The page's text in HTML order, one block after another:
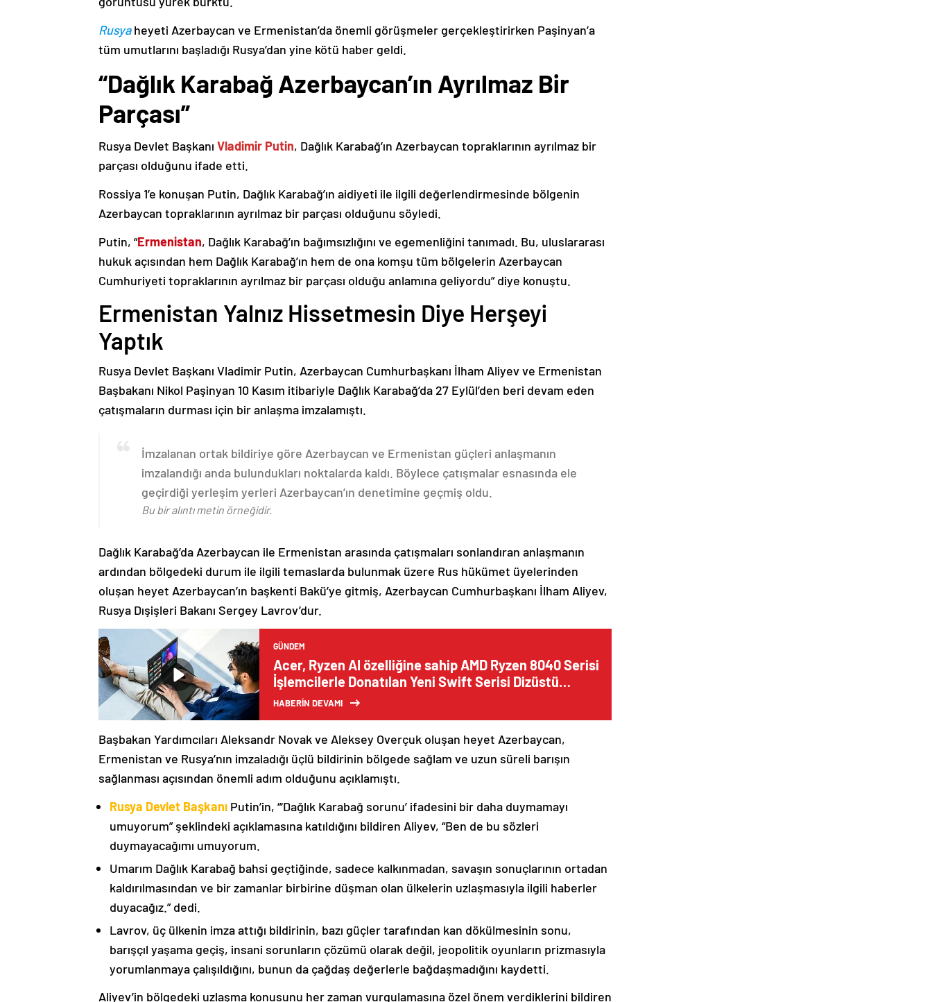
Rusyaheyeti Azerbaycan ve Ermenistan’da önemli görüşmeler gerçekleştirirken Paşinyan’a
tüm umutlarını başladığı Rusya’dan yine kötü haber geldi.
“Dağlık Karabağ Azerbaycan’ın Ayrılmaz Bir
Parçası”
Rusya Devlet Başkanı Vladimir Putin, Dağlık Karabağ’ın Azerbaycan topraklarının ayrılmaz bir
parçası olduğunu ifade etti.
Rossiya 1’e konuşan Putin, Dağlık Karabağ’ın aidiyeti ile ilgili değerlendirmesinde bölgenin
Azerbaycan topraklarının ayrılmaz bir parçası olduğunu söyledi.
Putin, “Ermenistan, Dağlık Karabağ’ın bağımsızlığını ve egemenliğini tanımadı. Bu, uluslararası
hukuk açısından hem Dağlık Karabağ’ın hem de ona komşu tüm bölgelerin Azerbaycan
Cumhuriyeti topraklarının ayrılmaz bir parçası olduğu anlamına geliyordu” diye konuştu.
Ermenistan Yalnız Hissetmesin Diye Herşeyi
Yaptık
Rusya Devlet Başkanı Vladimir Putin, Azerbaycan Cumhurbaşkanı İlham Aliyev ve Ermenistan
Başbakanı Nikol Paşinyan 10 Kasım itibariyle Dağlık Karabağ’da 27 Eylül’den beri devam eden
çatışmaların durması için bir anlaşma imzalamıştı.
İmzalanan ortak bildiriye göre Azerbaycan ve Ermenistan güçleri anlaşmanın
imzalandığı anda bulundukları noktalarda kaldı. Böylece çatışmalar esnasında ele
geçirdiği yerleşim yerleri Azerbaycan’ın denetimine geçmiş oldu.
Bu bir alıntı metin örneğidir.
Dağlık Karabağ’da Azerbaycan ile Ermenistan arasında çatışmaları sonlandıran anlaşmanın
ardından bölgedeki durum ile ilgili temaslarda bulunmak üzere Rus hükümet üyelerinden
oluşan heyet Azerbaycan’ın başkenti Bakü’ye gitmiş, Azerbaycan Cumhurbaşkanı İlham Aliyev,
Rusya Dışişleri Bakanı Sergey Lavrov’dur.
GÜNDEM
Acer, Ryzen AI özelliğine sahip AMD Ryzen 8040 Serisi
İşlemcilerle Donatılan Yeni Swift Serisi Dizüstü
Bilgisayarlarını Satışa Sundu
HABERİN DEVAMI
Başbakan Yardımcıları Aleksandr Novak ve Aleksey Overçuk oluşan heyet Azerbaycan,
Ermenistan ve Rusya’nın imzaladığı üçlü bildirinin bölgede sağlam ve uzun süreli barışın
sağlanması açısından önemli adım olduğunu açıklamıştı.
Rusya Devlet Başkanı Putin’in, “‘Dağlık Karabağ sorunu’ ifadesini bir daha duymamayı
umuyorum” şeklindeki açıklamasına katıldığını bildiren Aliyev, “Ben de bu sözleri
duymayacağımı umuyorum.
Umarım Dağlık Karabağ bahsi geçtiğinde, sadece kalkınmadan, savaşın sonuçlarının ortadan
kaldırılmasından ve bir zamanlar birbirine düşman olan ülkelerin uzlaşmasıyla ilgili haberler
duyacağız.” dedi.
Lavrov, üç ülkenin imza attığı bildirinin, bazı güçler tarafından kan dökülmesinin sonu,
barışçıl yaşama geçiş, insani sorunların çözümü olarak değil, jeopolitik oyunların prizmasıyla
yorumlanmaya çalışıldığını, bunun da çağdaş değerlerle bağdaşmadığını kaydetti.
Aliyev’in bölgedeki uzlaşma konusunu her zaman vurgulamasına özel önem verdiklerini bildiren